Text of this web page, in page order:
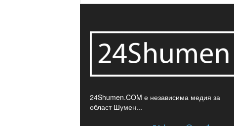
24Shumen.COM е независима медия за
област Шумен...